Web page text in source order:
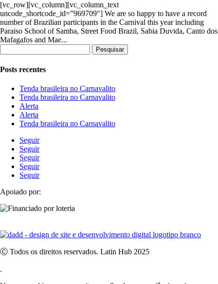
[vc_row][vc_column][vc_column_text
uncode_shortcode_id=”969709″] We are so happy to have a record
number of Brazilian participants in the Carnival this year including
Paraiso School of Samba, Street Food Brazil, Sabia Duvida, Canto dos
Mafagafos and Mae...
por:
Posts recentes
Tenda brasileira no Carnavalito
Tenda brasileira no Carnavalito
Alerta
Alerta
Tenda brasileira no Carnavalito
Seguir
Seguir
Seguir
Seguir
Seguir
Apoiado por:
Ⓒ Todos os direitos reservados. Latin Hub 2025
.